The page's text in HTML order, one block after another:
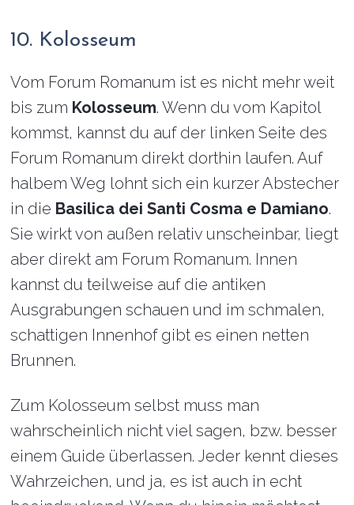
10. Kolosseum
Vom Forum Romanum ist es nicht mehr weit
bis zum Kolosseum. Wenn du vom Kapitol
kommst, kannst du auf der linken Seite des
Forum Romanum direkt dorthin laufen. Auf
halbem Weg lohnt sich ein kurzer Abstecher
in die Basilica dei Santi Cosma e Damiano.
Sie wirkt von außen relativ unscheinbar, liegt
aber direkt am Forum Romanum. Innen
kannst du teilweise auf die antiken
Ausgrabungen schauen und im schmalen,
schattigen Innenhof gibt es einen netten
Brunnen.
Zum Kolosseum selbst muss man
wahrscheinlich nicht viel sagen, bzw. besser
einem Guide überlassen. Jeder kennt dieses
Wahrzeichen, und ja, es ist auch in echt